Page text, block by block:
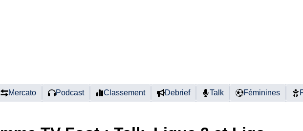
Mercato Podcast Classement Debrief Talk Féminines